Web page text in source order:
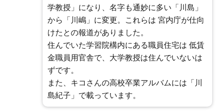
学教授」になり、名字も通妙に多い「川島」
から「川嶋」に変更。これらは 宮内庁が仕向
けたとの報道がありました。
住んでいた学習院構内にある職員住宅は 低賃
金職員用官舎で、大学教授は住んでいないは
ずです。
また、キコさんの高校卒業アルバムには「川
島紀子」で載っています。